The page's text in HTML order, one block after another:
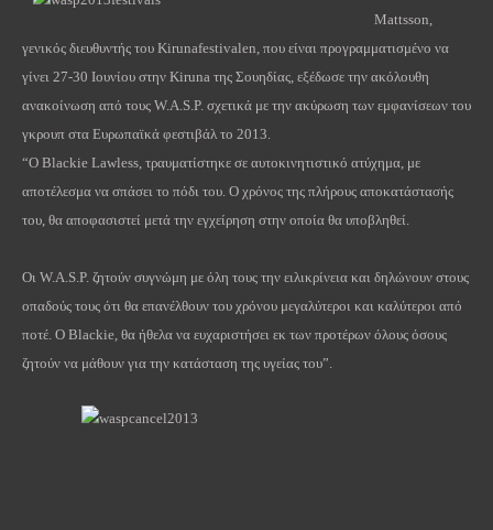
Mattsson,
γενικός διευθυντής του Kirunafestivalen, που είναι προγραμματισμένο να
γίνει 27-30 Ιουνίου στην Kiruna της Σουηδίας, εξέδωσε την ακόλουθη
ανακοίνωση από τους W.A.S.P. σχετικά με την ακύρωση των εμφανίσεων του
γκρουπ στα Ευρωπαϊκά φεστιβάλ το 2013.
“Ο Blackie Lawless, τραυματίστηκε σε αυτοκινητιστικό ατύχημα, με
αποτέλεσμα να σπάσει το πόδι του. Ο χρόνος της πλήρους αποκατάστασής
του, θα αποφασιστεί μετά την εγχείρηση στην οποία θα υποβληθεί.
Οι W.A.S.P. ζητούν συγνώμη με όλη τους την ειλικρίνεια και δηλώνουν στους
οπαδούς τους ότι θα επανέλθουν του χρόνου μεγαλύτεροι και καλύτεροι από
ποτέ. Ο Blackie, θα ήθελα να ευχαριστήσει εκ των προτέρων όλους όσους
ζητούν να μάθουν για την κατάσταση της υγείας του”.